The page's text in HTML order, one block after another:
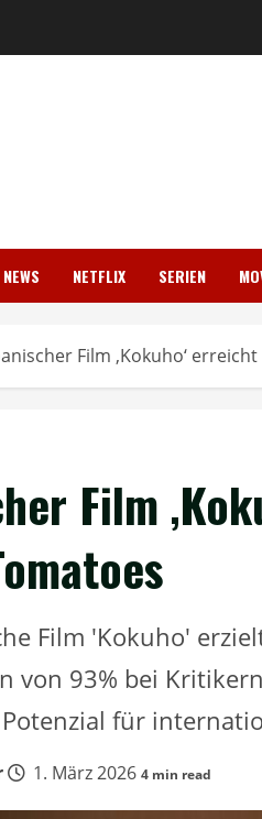
NEWS NETFLIX SERIEN
Film ‚Kokuho‘
Film
Film 'Kokuho'
von 93% bei
für
1. März 2026 4 min read